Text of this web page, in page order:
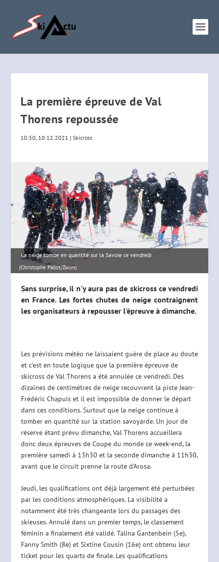
La première épreuve de Val
Thorens repoussée
10:50, 10.12.2021 |Skicross
La neige tombe en quantité sur la Savoie ce vendredi.
(Christophe Pallot/Zoom)
Sans surprise, il n'y aura pas de skicross ce vendredi
en France. Les fortes chutes de neige contraignent
les organisateurs à repousser l'épreuve à dimanche.
Les prévisions météo ne laissaient guère de place au doute
et c’est en toute logique que la première épreuve de
skicross de Val Thorens a été annulée ce vendredi. Des
dizaines de centimètres de neige recouvrent la piste Jean-
Frédéric Chapuis et il est impossible de donner le départ
dans ces conditions. Surtout que la neige continue à
tomber en quantité sur la station savoyarde. Un jour de
réserve étant prévu dimanche, Val Thorens accueillera
donc deux épreuves de Coupe du monde ce week-end, la
première samedi à 13h30 et la seconde dimanche à 11h30,
avant que le circuit prenne la route d’Arosa.
Jeudi, les qualifications ont déjà largement été perturbées
par les conditions atmosphériques. La visibilité a
notamment été très changeante lors du passages des
skieuses. Annulé dans un premier temps, le classement
féminin a finalement été validé. Talina Gantenbein (5e),
Fanny Smith (8e) et Sixtine Cousin (16e) ont obtenu leur
ticket pour les quarts de finale. Les qualifications